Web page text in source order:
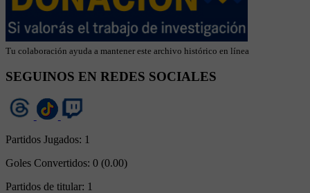
Tu colaboración ayuda a mantener este archivo histórico en línea
SEGUINOS EN REDES SOCIALES
Partidos Jugados: 1
Goles Convertidos: 0 (0.00)
Partidos de titular: 1